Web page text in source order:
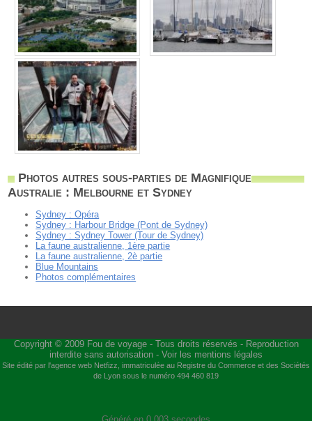
Photos autres sous-parties de Magnifique
Australie : Melbourne et Sydney
Sydney : Opéra
Sydney : Harbour Bridge (Pont de Sydney)
Sydney : Sydney Tower (Tour de Sydney)
La faune australienne, 1ère partie
La faune australienne, 2è partie
Blue Mountains
Photos complémentaires
Copyright © 2009 Fou de voyage- Tous droits réservés - Reproduction
interdite sans autorisation - Voir les mentions légales
Site édité par l'agence web Netfizz , immatriculée au Registre du Commerce et des Sociétés
de Lyon sous le numéro 494 460 819